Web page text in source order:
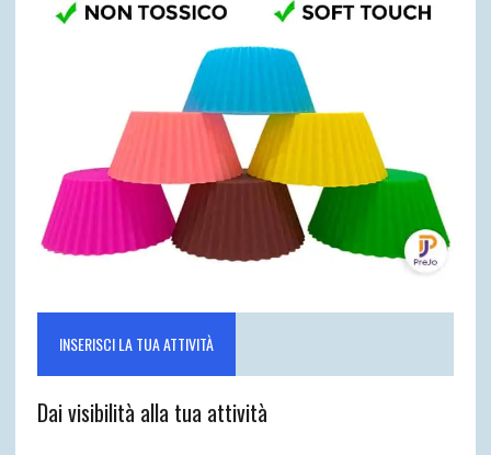
INSERISCI LA TUA ATTIVITÀ
Dai visibilità alla tua attività